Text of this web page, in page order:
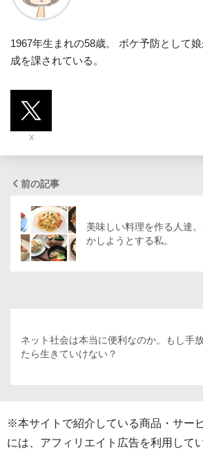
1967年生まれの58歳。 ボケ予防として
成を課されている。
X
前の記事
美味しい料理を作る人達
かしようとする私。
ネット社会は本当に便利なのか。もし手
たら生きていけない？
※本サイトで紹介している商品・サー
には、アフィリエイト広告を利用して